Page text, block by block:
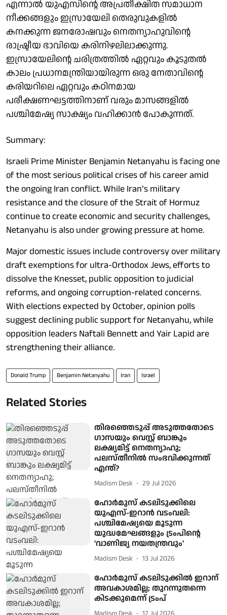
എന്നാൽ യുഎസിന്റെ അപ്രതീക്ഷിത സമാധാന
നീക്കങ്ങളും ഇസ്രായേലി തെരുവുകളിൽ
കനക്കുന്ന ജനരോഷവും നെതന്യാഹുവിന്റെ
രാഷ്ട്രീയ ഭാവിയെ കരിനിഴലിലാക്കുന്നു.
ഇസ്രായേലിന്റെ ചരിത്രത്തിൽ ഏറ്റവും കൂടുതൽ
കാലം പ്രധാനമന്ത്രിയായിരുന്ന ഒരു നേതാവിന്റെ
കരിയറിലെ ഏറ്റവും കഠിനമായ
പരീക്ഷണഘട്ടത്തിനാണ് വരും മാസങ്ങളിൽ
പശ്ചിമേഷ്യ സാക്ഷ്യം വഹിക്കാൻ പോകുന്നത്.
Summary:
Israeli Prime Minister Benjamin Netanyahu is facing one
of the most serious political crises of his career amid
the ongoing Iran conflict. While Iran’s military
resistance and the closure of the Strait of Hormuz
continue to create economic and security challenges,
Netanyahu is also under growing pressure at home.
Major domestic issues include controversy over military
draft exemptions for ultra-Orthodox Jews, efforts to
dissolve the Knesset, public opposition to judicial
reforms, and ongoing corruption-related concerns.
With elections expected by October, opinion polls
suggest declining public support for Netanyahu, while
opposition leaders Naftali Bennett and Yair Lapid are
strengthening their alliance.
Donald Trump Benjamin Netanyahu Iran Israel
Related Stories
തിരഞ്ഞെടുപ്പ് അടുത്തതോടെ
ഗാസയും വെസ്റ്റ് ബാങ്കും
ലക്ഷ്യമിട്ട് നെതന്യാഹു;
പലസ്തീനില്‍ സംഭവിക്കുന്നത്
എന്ത്?
Madism Desk 29 Jul 2026
ഹോർമുസ് കടലിടുക്കിലെ
യുഎസ്-ഇറാൻ വടംവലി:
പശ്ചിമേഷ്യയെ മൂടുന്ന
യുദ്ധമേഘങ്ങളും ട്രംപിന്റെ
'വാണിജ്യ നയതന്ത്രവും'
Madism Desk 13 Jul 2026
ഹോർമുസ് കടലിടുക്കിൽ ഇറാന്
അവകാശമില്ല; തുറന്നുതന്നെ
കിടക്കുമെന്ന് ട്രംപ്